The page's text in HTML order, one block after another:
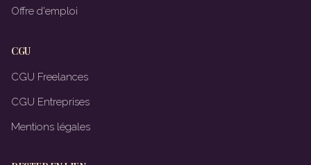
Offre d'emploi
CGU
CGU Freelances
CGU Entreprises
Mentions légales